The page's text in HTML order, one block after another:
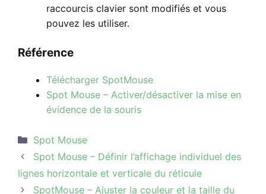
raccourcis clavier sont modifiés et vous
pouvez les utiliser.
Référence
Télécharger SpotMouse
Spot Mouse – Activer/désactiver la mise en
évidence de la souris
Catégories
Spot Mouse
Navigation
des
articles
Spot Mouse – Définir l’affichage individuel des
lignes horizontale et verticale du réticule
SpotMouse – Ajuster la couleur et la taille du